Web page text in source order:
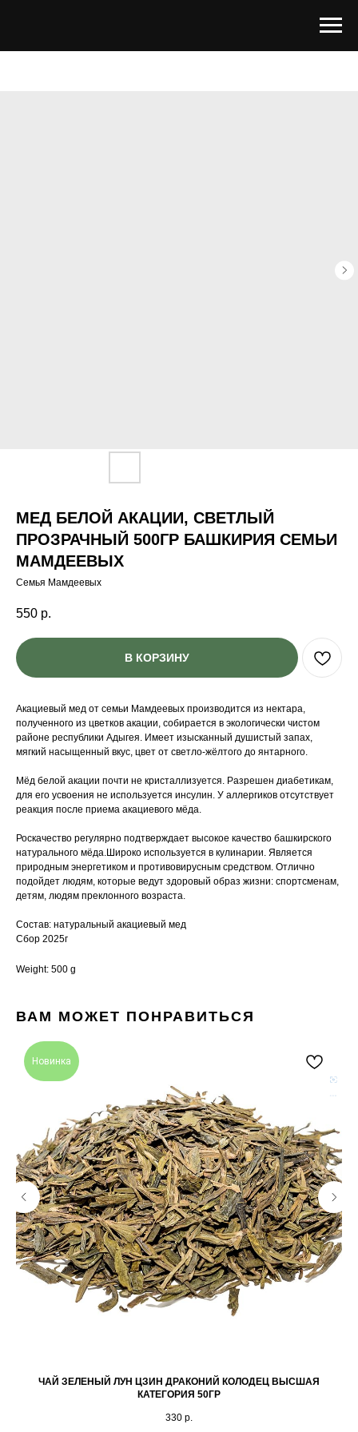
МЕД БЕЛОЙ АКАЦИИ, СВЕТЛЫЙ
ПРОЗРАЧНЫЙ 500ГР БАШКИРИЯ СЕМЬИ
МАМДЕЕВЫХ
Семья Мамдеевых
550 р.
В КОРЗИНУ
Акациевый мед от семьи Мамдеевых производится из нектара,
полученного из цветков акации, собирается в экологически чистом
районе республики Адыгея. Имеет изысканный душистый запах,
мягкий насыщенный вкус, цвет от светло-жёлтого до янтарного.
Мёд белой акации почти не кристаллизуется. Разрешен диабетикам,
для его усвоения не используется инсулин. У аллергиков отсутствует
реакция после приема акациевого мёда.
Роскачество регулярно подтверждает высокое качество башкирского
натурального мёда.Широко используется в кулинарии. Является
природным энергетиком и противовирусным средством. Отлично
подойдет людям, которые ведут здоровый образ жизни: спортсменам,
детям, людям преклонного возраста.
Состав: натуральный акациевый мед
Сбор 2025г
Weight: 500 g
ВАМ МОЖЕТ ПОНРАВИТЬСЯ
Новинка
ЧАЙ ЗЕЛЕНЫЙ ЛУН ЦЗИН ДРАКОНИЙ КОЛОДЕЦ ВЫСШАЯ
КАТЕГОРИЯ 50ГР
330 р.